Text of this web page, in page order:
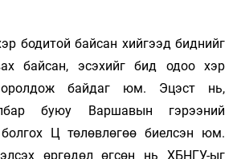
бодитой байсан хийгээд биднийг
байсан, эсэхийг бид одоо хэр
байдаг юм. Эцэст нь,
буюу Варшавын гэрээний
Ц төлөвлөгөө биелсэн юм.
өргөдөл өгсөн нь ХБНГУ-ыг